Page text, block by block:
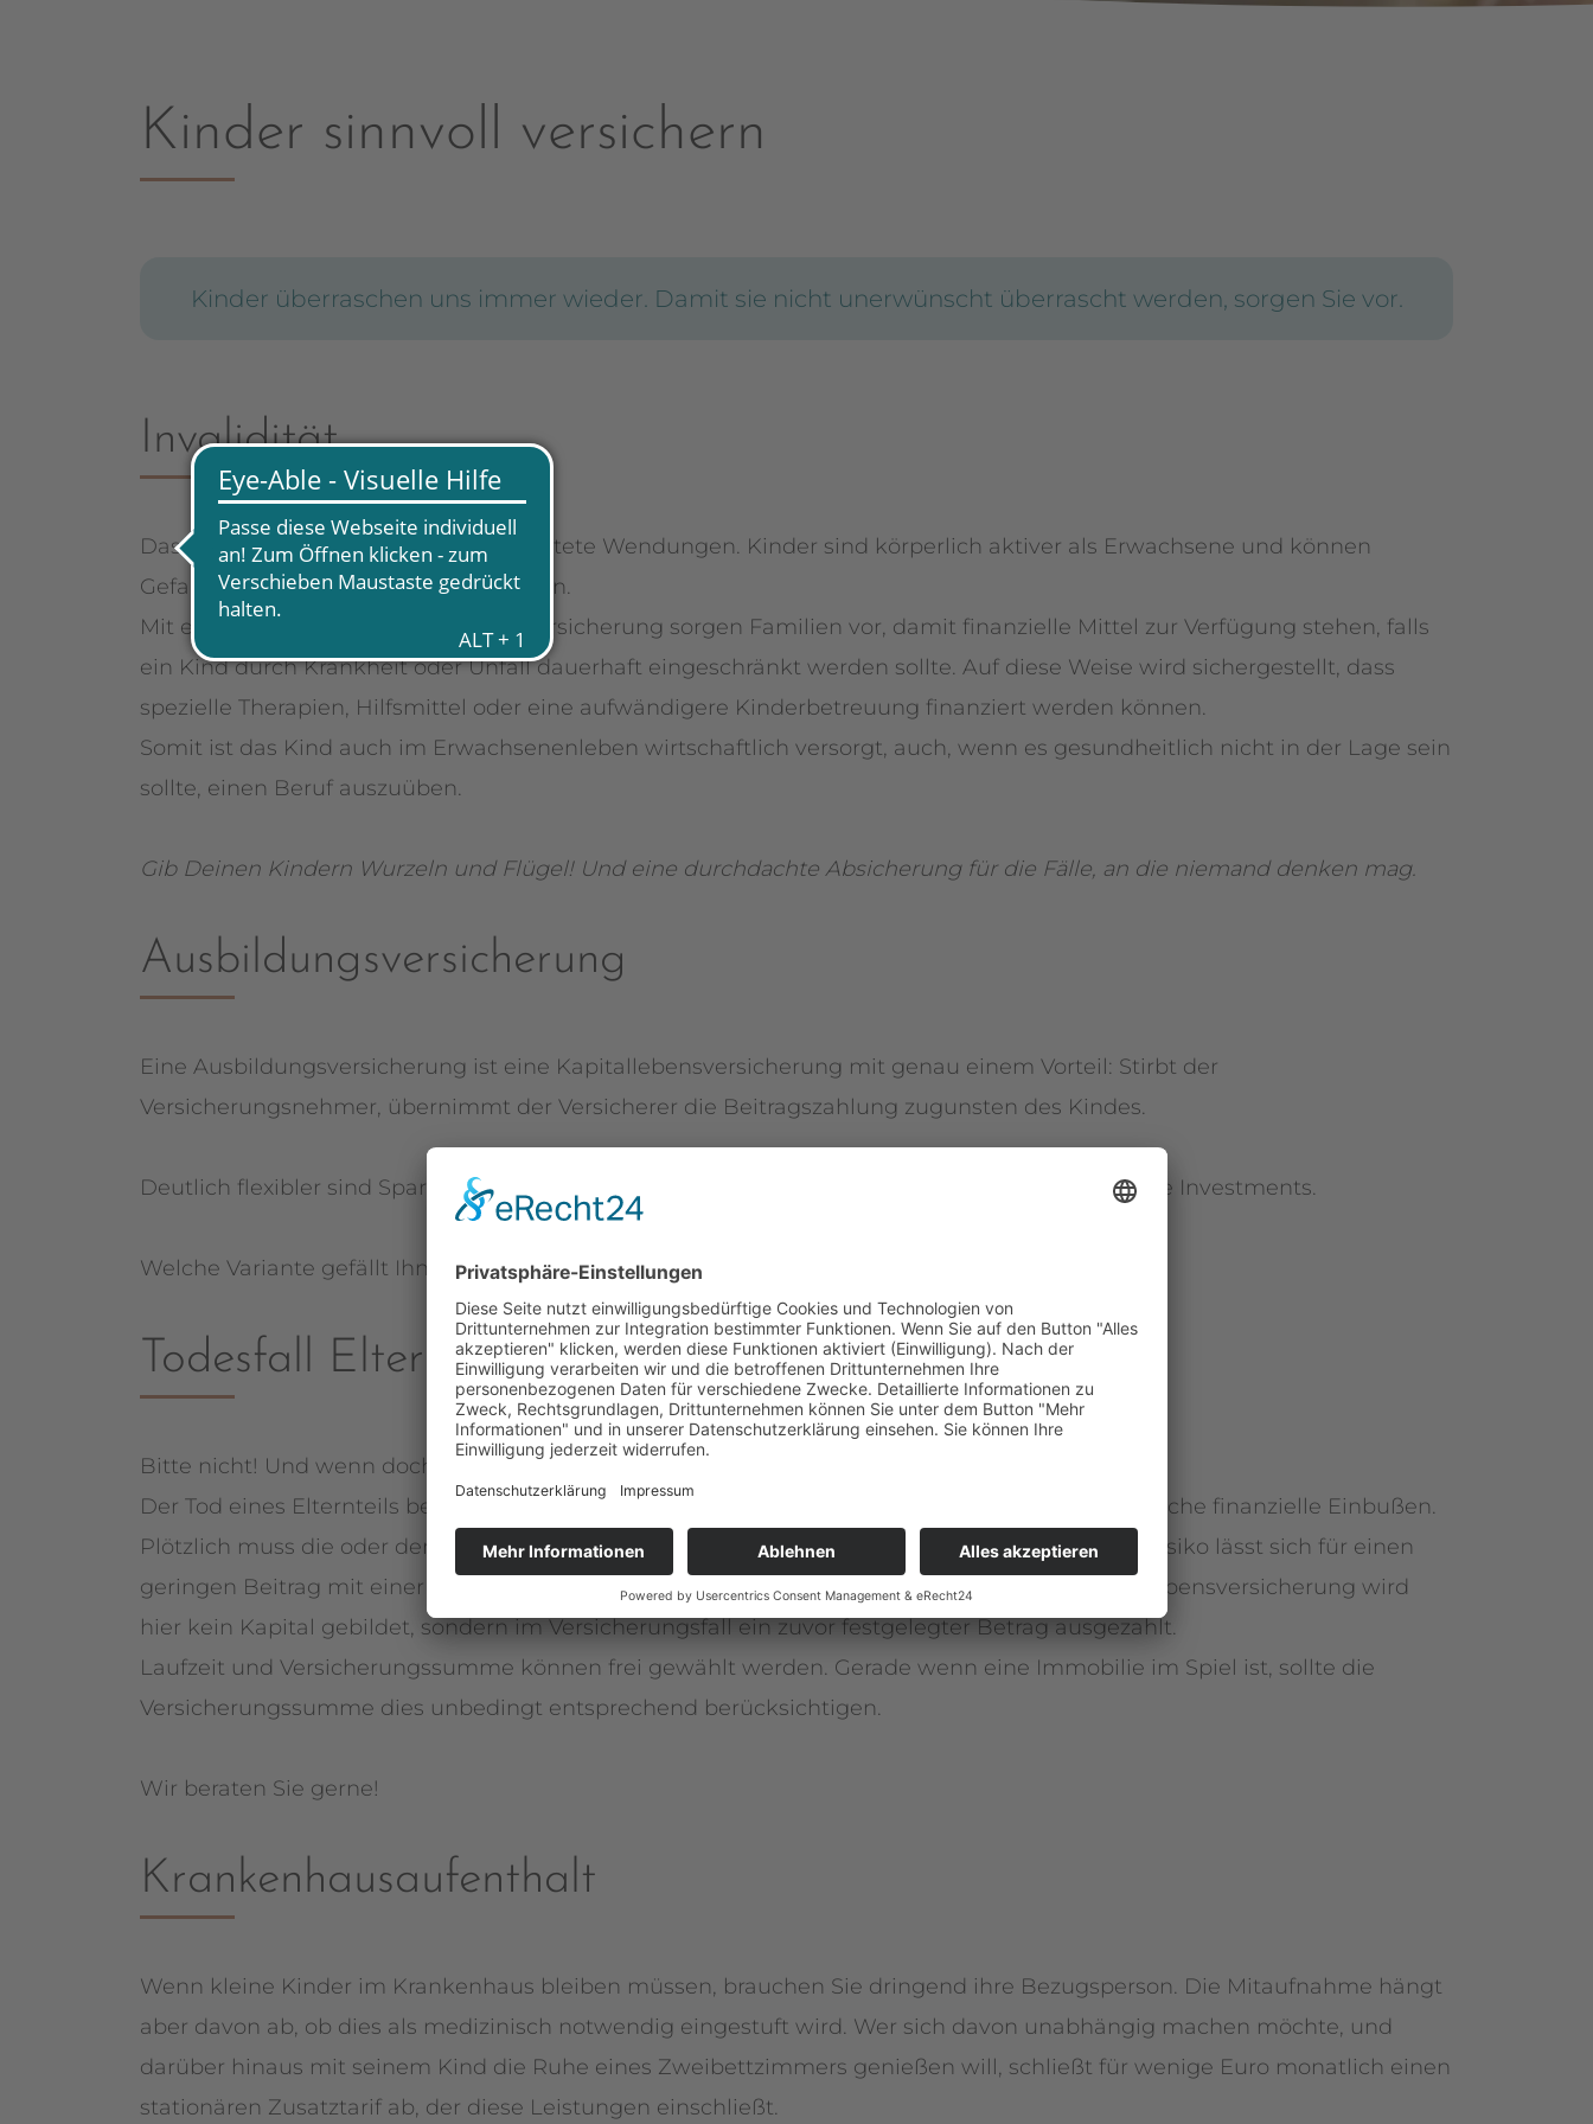
Kinder sinnvoll versichern
Kinder überraschen uns immer wieder. Damit sie nicht unerwünscht überrascht werden, sorgen Sie vor.
Invalidität
Das Leben nimmt manchmal unerwartete Wendungen. Kinder sind körperlich aktiver als Erwachsene und können
Gefahren noch nicht so gut einschätzen.
Mit einer privaten Kinder­invaliditäts­versicherung sorgen Familien vor, damit finanzielle Mittel zur Verfügung stehen, falls
ein Kind durch Krankheit oder Unfall dauerhaft eingeschränkt werden sollte. Auf diese Weise wird sichergestellt, dass
spezielle Therapien, Hilfsmittel oder eine aufwändigere Kinderbetreuung finanziert werden können.
Somit ist das Kind auch im Erwachsenenleben wirtschaftlich versorgt, auch, wenn es gesundheitlich nicht in der Lage sein
sollte, einen Beruf auszuüben.
Gib Deinen Kindern Wurzeln und Flügel! Und eine durchdachte Absicherung für die Fälle, an die niemand denken mag.
Ausbildungsversicherung
Eine Ausbildungsversicherung ist eine Kapitallebensversicherung mit genau einem Vorteil: Stirbt der
Versicherungsnehmer, übernimmt der Versicherer die Beitragszahlung zugunsten des Kindes.
Deutlich flexibler sind Sparpläne, z.B. zugunsten von Fonds oder ETFs, gerne auch in nachhaltige Investments.
Welche Variante gefällt Ihnen besser?
Todesfall Eltern
Bitte nicht! Und wenn doch?
Der Tod eines Elternteils bedeutet für die Familie einen herben Verlust und oftmals auch erhebliche finanzielle Einbußen.
Plötzlich muss die oder der Hinterbliebene allein für alle Verpflichtungen aufkommen. Dieses Risiko lässt sich für einen
geringen Beitrag mit einer Risiko-Lebensversicherung abdecken. Im Unterschied zur Kapital-Lebensversicherung wird
hier kein Kapital gebildet, sondern im Versicherungsfall ein zuvor festgelegter Betrag ausgezahlt.
Laufzeit und Versicherungssumme können frei gewählt werden. Gerade wenn eine Immobilie im Spiel ist, sollte die
Versicherungssumme dies unbedingt entsprechend berücksichtigen.
Wir beraten Sie gerne!
Krankenhausaufenthalt
Wenn kleine Kinder im Krankenhaus bleiben müssen, brauchen Sie dringend ihre Bezugsperson. Die Mitaufnahme hängt
aber davon ab, ob dies als medizinisch notwendig eingestuft wird. Wer sich davon unabhängig machen möchte, und
darüber hinaus mit seinem Kind die Ruhe eines Zweibettzimmers genießen will, schließt für wenige Euro monatlich einen
stationären Zusatztarif ab, der diese Leistungen einschließt.